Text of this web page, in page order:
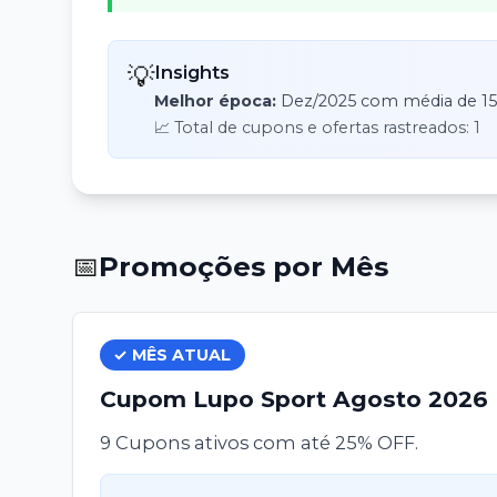
💡Insights
Melhor época: Dez/2025 com média de
📈 Total de cupons e ofertas rastreados: 1
📅Promoções por Mês
✓ MÊS ATUAL
Cupom Lupo Sport Agosto 2026
9 Cupons ativos com até 25% OFF.